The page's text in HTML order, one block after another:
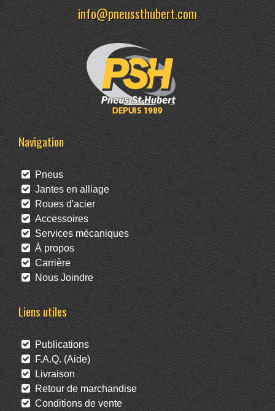
info@pneussthubert.com
Navigation
Pneus
Jantes en alliage
Roues d'acier
Accessoires
Services mécaniques
À propos
Carrière
Nous Joindre
Liens utiles
Publications
F.A.Q. (Aide)
Livraison
Retour de marchandise
Conditions de vente